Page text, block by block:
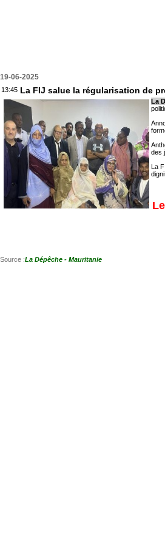
19-06-2025
13:45 La FIJ salue la régularisation de
La
des
La
Source :La Dépêche - Mauritanie